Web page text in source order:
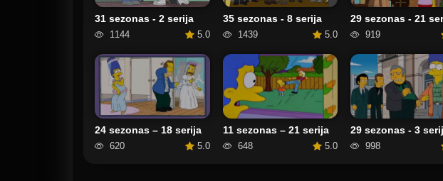
31 sezonas - 2 serija
1144 5.0
35 sezonas - 8 serija
1439 5.0
29 sezonas - 21
919
24 sezonas – 18 serija
620 5.0
11 sezonas – 21 serija
648 5.0
29 sezonas - 3
998